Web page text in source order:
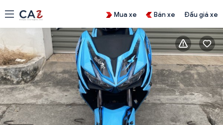
Mua xe Bán xe Đấu giá xe